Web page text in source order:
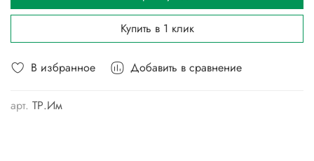
В избранное Добавить в сравнение
арт. ТР.Им
Купить в 1 клик